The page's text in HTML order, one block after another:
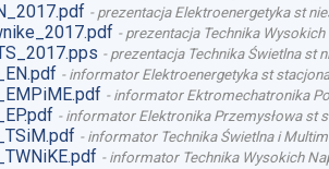
- prezentacja Elektroenergetyka st
- prezentacja Technika
- prezentacja Technika Świetlna st
- informator Elektroenergetyka st
- informator Ektromechatronika
- informator Elektronika Przemysłowa st
- informator Technika Świetlna i
- informator Technika Wysokich